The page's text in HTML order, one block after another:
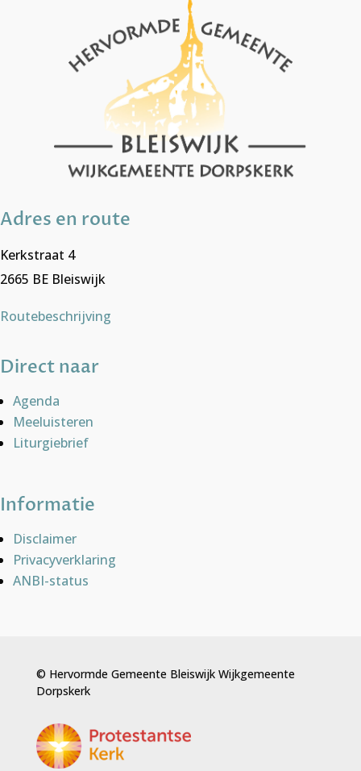
Adres en route
Kerkstraat 4
2665 BE Bleiswijk
Routebeschrijving
Direct naar
Agenda
Meeluisteren
Liturgiebrief
Informatie
Disclaimer
Privacyverklaring
ANBI-status
© Hervormde Gemeente Bleiswijk Wijkgemeente
Dorpskerk